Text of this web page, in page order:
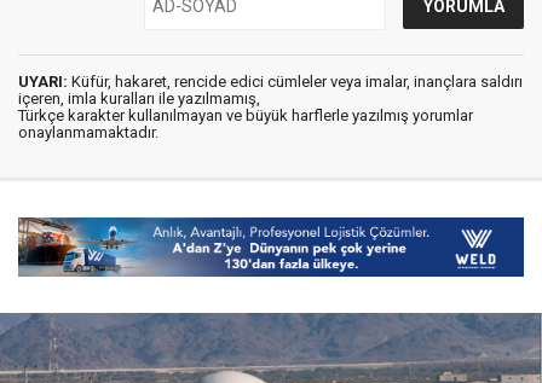
UYARI: Küfür, hakaret, rencide edici cümleler veya imalar, inançlara saldırı
içeren, imla kuralları ile yazılmamış,
Türkçe karakter kullanılmayan ve büyük harflerle yazılmış yorumlar
onaylanmamaktadır.